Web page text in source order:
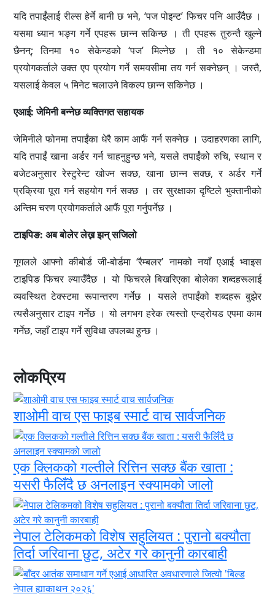
यदि तपाईंलाई रील्स हेर्ने बानी छ भने, ‘पज पोइन्ट’ फिचर पनि आउँदैछ ।
यसमा ध्यान भङ्ग गर्ने एपहरू छान्न सकिन्छ । ती एपहरू तुरुन्तै खुल्ने
छैनन्; तिनमा १० सेकेन्डको ‘पज’ मिल्नेछ । ती १० सेकेन्डमा
प्रयोगकर्ताले उक्त एप प्रयोग गर्ने समयसीमा तय गर्न सक्नेछन् । जस्तै,
यसलाई केवल ५ मिनेट चलाउने विकल्प छान्न सकिनेछ ।
एआई: जेमिनी बन्‍नेछ व्यक्तिगत सहायक
जेमिनीले फोनमा तपाईंका धेरै काम आफैं गर्न सक्नेछ । उदाहरणका लागि,
यदि तपाईं खाना अर्डर गर्न चाहनुहुन्छ भने, यसले तपाईंको रुचि, स्थान र
बजेटअनुसार रेस्टुरेन्ट खोज्न सक्छ, खाना छान्न सक्छ, र अर्डर गर्ने
प्रक्रिया पूरा गर्न सहयोग गर्न सक्छ । तर सुरक्षाका दृष्टिले भुक्तानीको
अन्तिम चरण प्रयोगकर्ताले आफैं पूरा गर्नुपर्नेछ ।
टाइपिङ: अब बोलेर लेख्न झन् सजिलो
गूगलले आफ्नो कीबोर्ड जी-बोर्डमा ‘रैम्बलर’ नामको नयाँ एआई भ्वाइस
टाइपिङ फिचर ल्याउँदैछ । यो फिचरले बिखरिएका बोलेका शब्दहरूलाई
व्यवस्थित टेक्स्टमा रूपान्तरण गर्नेछ । यसले तपाईंको शब्दहरू बुझेर
त्यसैअनुसार टाइप गर्नेछ । यो लगभग हरेक त्यस्तो एन्ड्रोयड एपमा काम
गर्नेछ, जहाँ टाइप गर्ने सुविधा उपलब्ध हुन्छ ।
लोकप्रिय
शाओमी वाच एस फाइब स्मार्ट वाच सार्वजनिक
एक क्लिकको गल्तीले रित्तिन सक्छ बैंक खाता :
यसरी फैलिँदै छ अनलाइन स्क्यामको जालो
नेपाल टेलिकमको विशेष सहुलियत : पुरानो बक्यौता
तिर्दा जरिवाना छुट, अटेर गरे कानुनी कारबाही